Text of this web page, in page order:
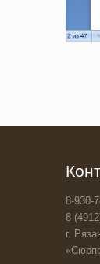
8-930-
8
г.